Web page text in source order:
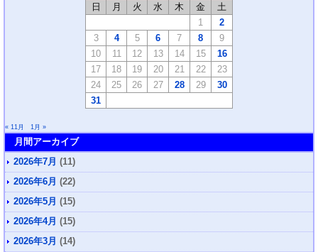
日 月 火 水 木 金
土
1
2
3
4 5 6 7 8
9
10
11 12 13 14 15
16
17
18 19 20 21 22
23
24
25 26 27 28 29
30
31
« 11月 1月 »
月間アーカイブ
2026年7月 (11)
2026年6月 (22)
2026年5月 (15)
2026年4月 (15)
2026年3月 (14)